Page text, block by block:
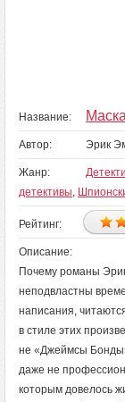
Название:
Автор: Эрик
Жанр:
детективы,
Рейтинг:
Описание:
Почему романы
неподвластны
написания,
в стиле этих
не «Джеймсы
даже не
которым довелось